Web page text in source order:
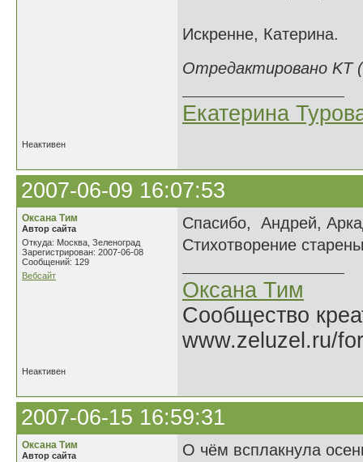
Искренне, Катерина.
Отредактировано KT
Екатерина
Неактивен
2007-06-09 16:07:53
Оксана Тим
Автор сайта
Откуда: Москва, Зеленоград
Зарегистрирован: 2007-06-08
Сообщений: 129
Вебсайт
Спасибо, Андрей,
Стихотворение
Оксана Тим
Сообщество
www.zeluzel.ru/
Неактивен
2007-06-15 16:59:31
Оксана Тим
Автор сайта
О чём всплакнула